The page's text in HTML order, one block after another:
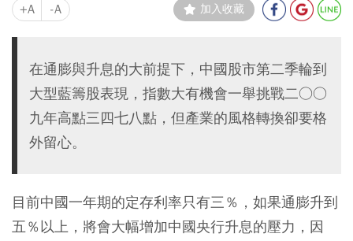
+A -A 加入收藏
在通膨與升息的大前提下，中國股市第二季輪到
大型藍籌股表現，指數大有機會一舉挑戰二○○
九年高點三四七八點，但產業的風格轉換卻要格
外留心。
目前中國一年期的定存利率只有三％，如果通膨升到
五％以上，將會大幅增加中國央行升息的壓力，因